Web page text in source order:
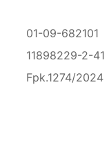
01-09-682101
11898229-2-41
Fpk.1274/2024